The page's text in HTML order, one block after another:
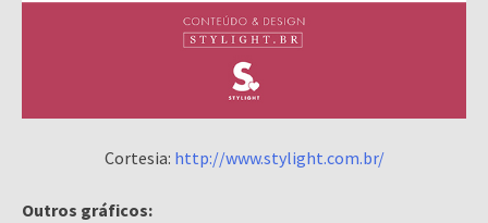
Cortesia: http://www.stylight.com.br/
Outros gráficos: